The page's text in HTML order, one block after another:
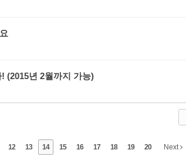
(2015년 2월까지 가능)
12 13 14 15 16 17 18 19 20 Next